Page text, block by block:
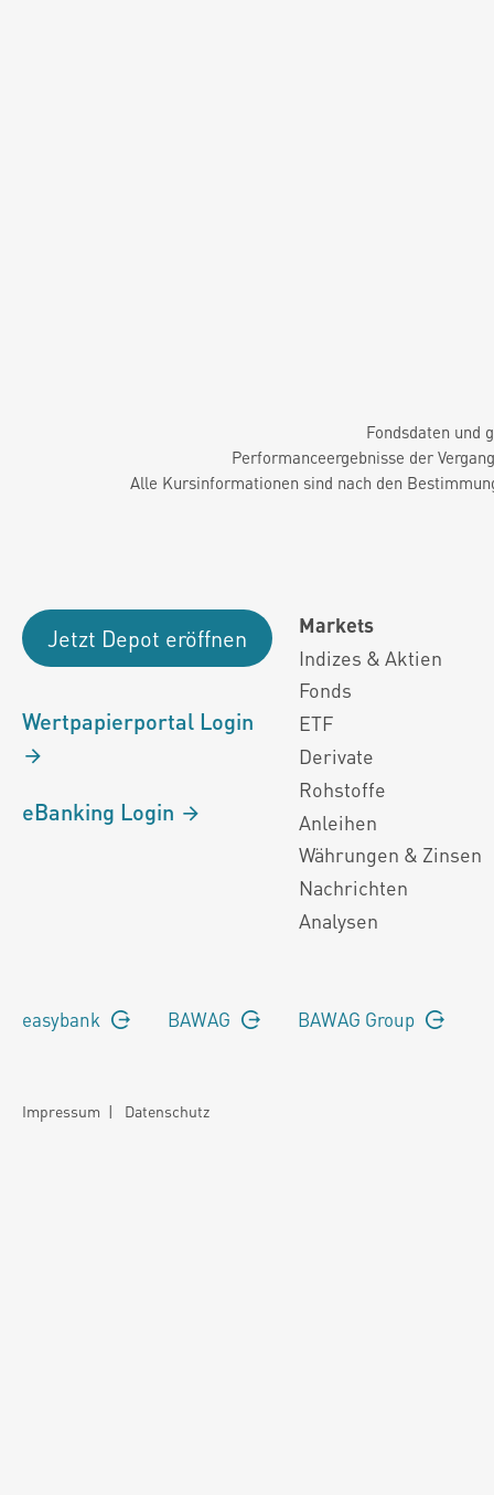
Fondsdaten und
Performanceergebnisse der
Alle Kursinformationen sind nach den
Jetzt Depot eröffnen
Wertpapierportal Login
eBanking Login
Markets
Indizes & Aktien
Fonds
ETF
Derivate
Rohstoffe
Anleihen
Währungen & Zinsen
Nachrichten
Analysen
easybank BAWAG BAWAG Group
Impressum | Datenschutz